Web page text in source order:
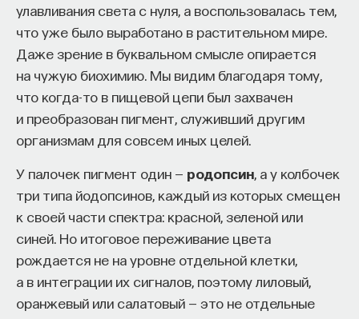
улавливания света с нуля, а воспользовалась тем,
что уже было выработано в растительном мире.
Даже зрение в буквальном смысле опирается
на чужую биохимию. Мы видим благодаря тому,
что когда-то в пищевой цепи был захвачен
и преобразован пигмент, служивший другим
организмам для совсем иных целей.
У палочек пигмент один — родопсин , а у колбочек
три типа йодопсинов, каждый из которых смещен
к своей части спектра: красной, зеленой или
синей. Но итоговое переживание цвета
рождается не на уровне отдельной клетки,
а в интеграции их сигналов, поэтому лиловый,
оранжевый или салатовый — это не отдельные
экономика и как в целом будет разворачиваться
общество».
Знание нельзя просто передать
«Сама проблема гораздо старше, чем может
показаться. Если преподаватель выдает задание,
студент перепоручает его нейросети, а потом
просто приносит готовый текст, это лишь делает
старую проблему совсем уж неустранимой.
Но и привычная университетская схема, в которой
преподаватель что-то рассказал, студент что-то
записал, а затем попытался пересказать это
наизусть, тоже почти не оставляет места для